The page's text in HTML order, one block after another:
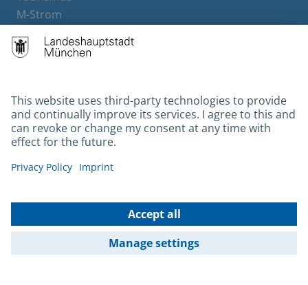
M-Strom
Hotels
Contact
Barrierefreiheit
Leichte Sprache
Gebärdensprache
Kontakt